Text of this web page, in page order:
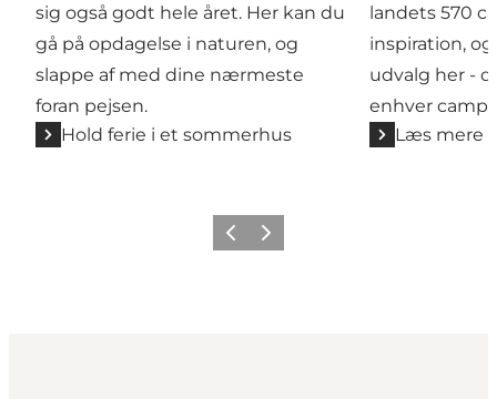
sig også godt hele året. Her kan du
gå på opdagelse i naturen, og
slappe af med dine nærmeste
foran pejsen.
Hold ferie i et sommerhus
landets 570
inspiration,
udvalg her -
enhver
Læs mere
ForrigeNæste